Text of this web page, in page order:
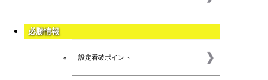
必勝情報
設定看破ポイント